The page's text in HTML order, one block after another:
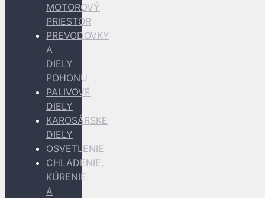
MOTOROVÝ
PRIESTOR
PREVODOVKY
A
DIELY
POHONU
PALIVOVÉ
DIELY
KAROSÁRSKE
DIELY
OSVETLENIE
CHLADENIE,
KÚRENIE
A